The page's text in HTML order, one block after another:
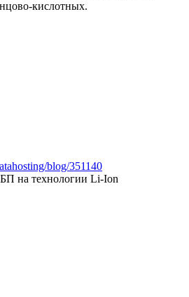
кислотных.
blog/351140
на технологии Li-Ion